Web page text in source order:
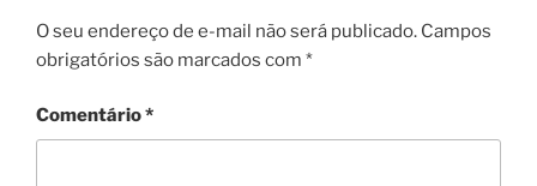
O seu endereço de e-mail não será publicado. Campos
obrigatórios são marcados com *
Comentário*